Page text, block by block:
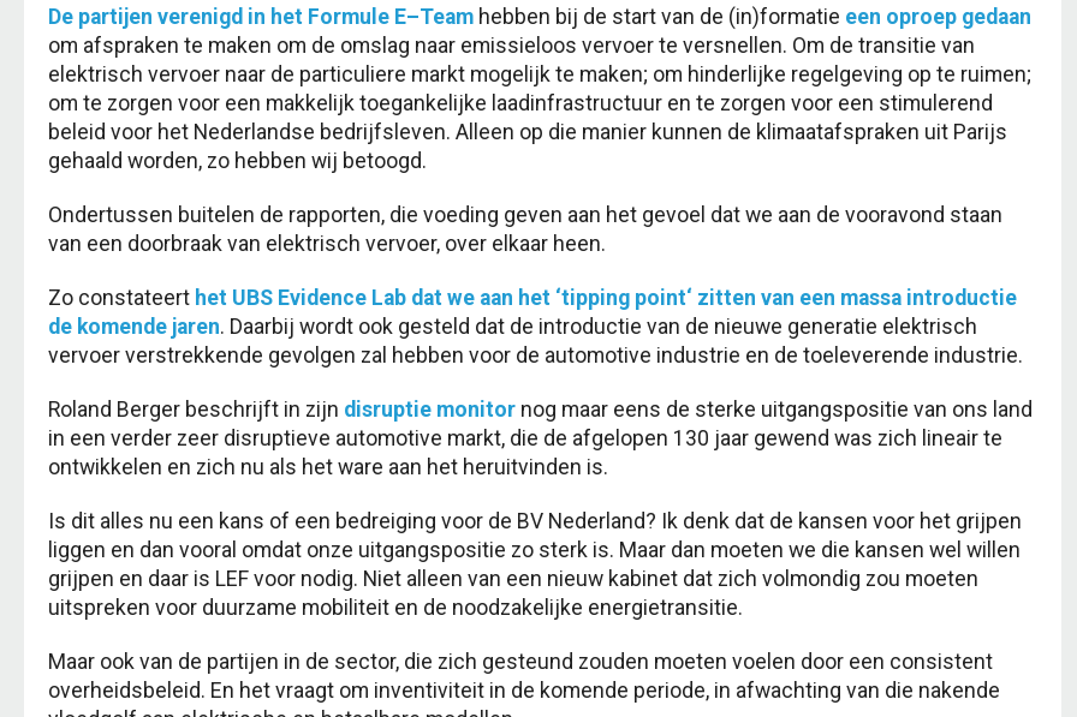
De partijen verenigd in het Formule E–Team hebben bij de start van de (in)formatie een oproep gedaan
om afspraken te maken om de omslag naar emissieloos vervoer te versnellen. Om de transitie van
elektrisch vervoer naar de particuliere markt mogelijk te maken; om hinderlijke regelgeving op te ruimen;
om te zorgen voor een makkelijk toegankelijke laadinfrastructuur en te zorgen voor een stimulerend
beleid voor het Nederlandse bedrijfsleven. Alleen op die manier kunnen de klimaatafspraken uit Parijs
gehaald worden, zo hebben wij betoogd.
Ondertussen buitelen de rapporten, die voeding geven aan het gevoel dat we aan de vooravond staan
van een doorbraak van elektrisch vervoer, over elkaar heen.
Zo constateert het UBS Evidence Lab dat we aan het ‘tipping point‘ zitten van een massa introductie
de komende jaren. Daarbij wordt ook gesteld dat de introductie van de nieuwe generatie elektrisch
vervoer verstrekkende gevolgen zal hebben voor de automotive industrie en de toeleverende industrie.
Roland Berger beschrijft in zijn disruptie monitor nog maar eens de sterke uitgangspositie van ons land
in een verder zeer disruptieve automotive markt, die de afgelopen 130 jaar gewend was zich lineair te
ontwikkelen en zich nu als het ware aan het heruitvinden is.
Is dit alles nu een kans of een bedreiging voor de BV Nederland? Ik denk dat de kansen voor het grijpen
liggen en dan vooral omdat onze uitgangspositie zo sterk is. Maar dan moeten we die kansen wel willen
grijpen en daar is LEF voor nodig. Niet alleen van een nieuw kabinet dat zich volmondig zou moeten
uitspreken voor duurzame mobiliteit en de noodzakelijke energietransitie.
Maar ook van de partijen in de sector, die zich gesteund zouden moeten voelen door een consistent
overheidsbeleid. En het vraagt om inventiviteit in de komende periode, in afwachting van die nakende